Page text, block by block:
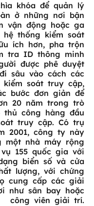
khóa để quản lý
ở những nơi bận
vận động hoặc ga
thống kiểm soát
ích hơn, pha trộn
tra ID thông minh
được phê duyệt
sâu vào cách các
soát truy cập,
bước đơn giản để
20 năm trong trò
thủ công hàng đầu
truy cập. Có trụ
2001, công ty này
một nhà máy rộng
155 quốc gia với
biển số và cửa
lượng, với chứng
cung cấp các giải
như sân bay hoặc
công viên giải trí.